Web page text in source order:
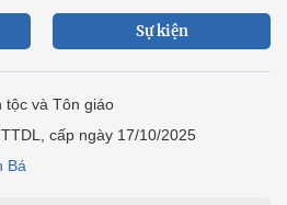
Sự kiện
tộc và Tôn giáo
cấp ngày 17/10/2025
Bá